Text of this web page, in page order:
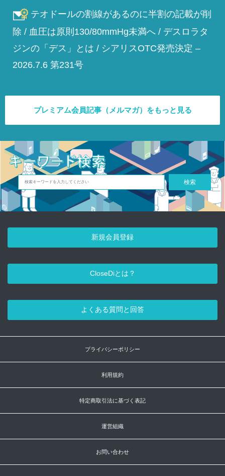
テオドールの割線があるのに半割の記載が削
除 / 血圧は原則130/80mmHg未満へ / デスロラタ
ジンの「デス」とは / シアリスOTC発売決定 –
2026.7.6 第231号
プレミアム会員記事（メルマガ）をもっと見る
検索
新規会員登録
CloseDiとは？
よくある質問と回答
プライバシーポリシー
利用規約
特定商取引法に基づく表記
運営組織
お問い合わせ